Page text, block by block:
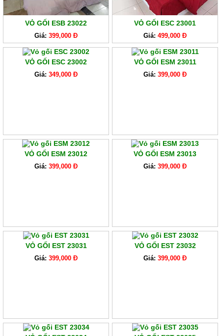
VỎ GỐI ESB 23022
Giá: 399,000 Đ
VỎ GỐI ESC 23001
Giá: 499,000 Đ
VỎ GỐI ESC 23002
Giá: 349,000 Đ
VỎ GỐI ESM 23011
Giá: 399,000 Đ
VỎ GỐI ESM 23012
Giá: 399,000 Đ
VỎ GỐI ESM 23013
Giá: 399,000 Đ
VỎ GỐI EST 23031
Giá: 399,000 Đ
VỎ GỐI EST 23032
Giá: 399,000 Đ